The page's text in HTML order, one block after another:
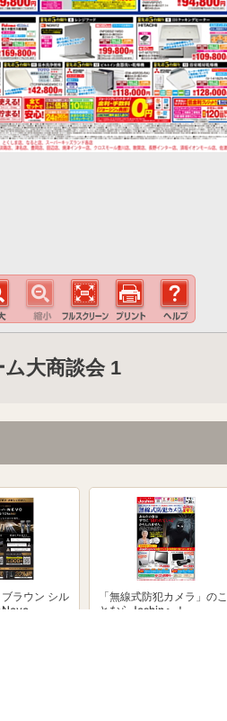
大商談会 1
ラウン シル
Nevo
「無線式防犯カメラ」のこ
とならJoshinへ！